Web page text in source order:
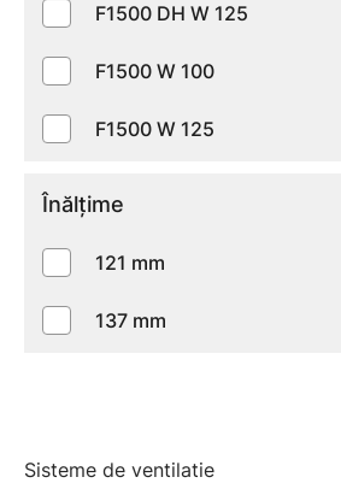
F1500 DH W 125
F1500 W 100
F1500 W 125
Înălţime
121 mm
137 mm
Sisteme de ventilatie